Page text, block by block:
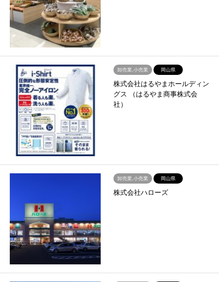
卸売業,小売業 岡山県
株式会社はるやまホールディン
グス （はるやま商事株式会
社）
卸売業,小売業 岡山県
株式会社ハローズ